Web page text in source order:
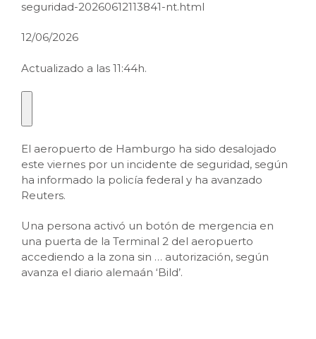
seguridad-20260612113841-nt.html
12/06/2026
Actualizado a las 11:44h.
El aeropuerto de Hamburgo ha sido desalojado
este viernes por un incidente de seguridad, según
ha informado la policía federal y ha avanzado
Reuters.
Una persona activó un botón de mergencia en
una puerta de la Terminal 2 del aeropuerto
accediendo a la zona sin … autorización, según
avanza el diario alemaán ‘Bild’.